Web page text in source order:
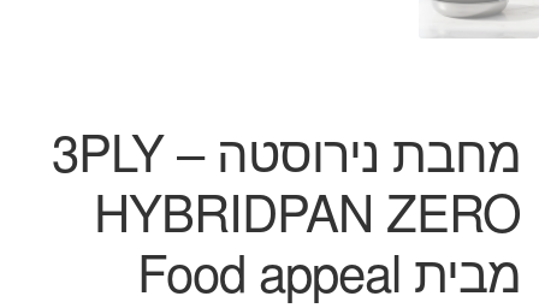
מחבת נירוסטה 3PLY –
HYBRIDPAN ZERO
מבית Food appeal